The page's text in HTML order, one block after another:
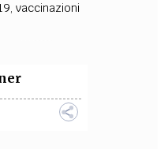
, vaccinazioni